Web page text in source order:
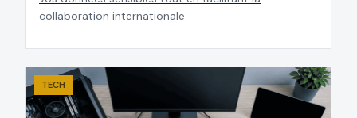
collaboration internationale.
TECH